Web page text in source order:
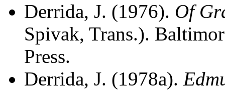
Derrida, J. (1976). Of
Spivak, Trans.).
Press.
Derrida, J. (1978a).